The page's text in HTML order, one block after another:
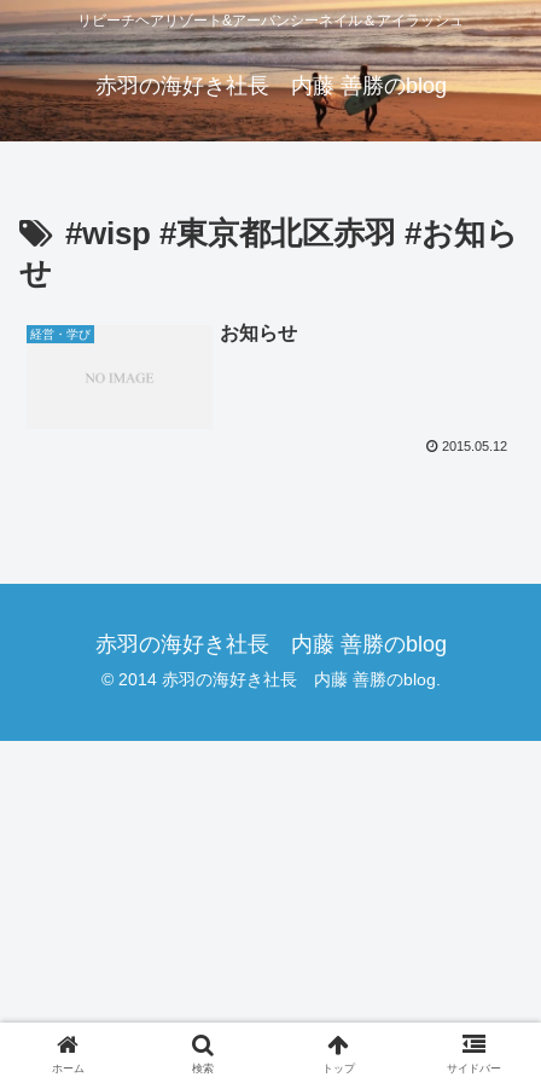
リビーチヘアリゾート&アーバンシーネイル＆アイラッシュ
赤羽の海好き社長 内藤 善勝のblog
#wisp #東京都北区赤羽 #お知ら
せ
経営・学び お知らせ
2015.05.12
赤羽の海好き社長 内藤 善勝のblog
© 2014 赤羽の海好き社長 内藤 善勝のblog.
ホーム 検索 トップ サイドバー